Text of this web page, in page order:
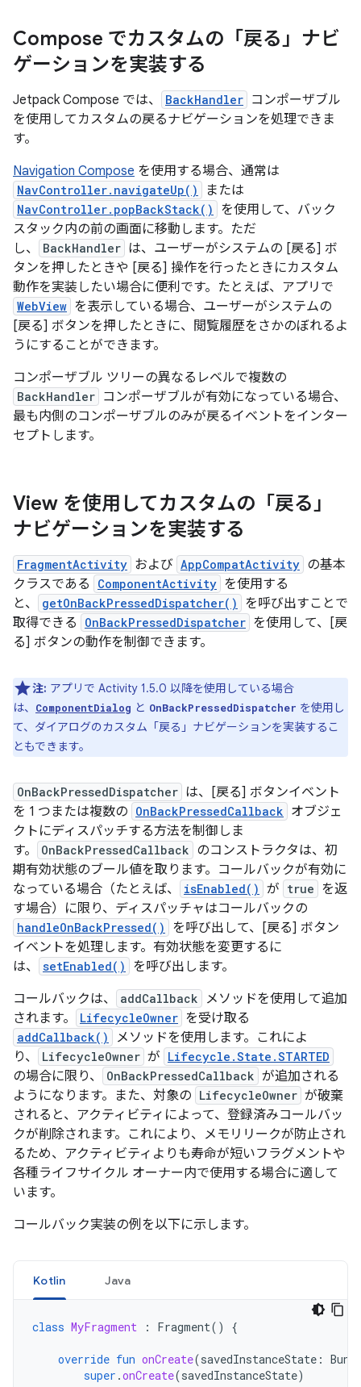
Compose でカスタムの「戻る」ナビ
ゲーションを実装する
Jetpack Compose では、 BackHandler コンポーザブル
を使用してカスタムの戻るナビゲーションを処理できま
す。
Navigation Compose を使用する場合、通常は
NavController.navigateUp() または
NavController.popBackStack()
を使用して、バック
スタック内の前の画面に移動します。ただ
し、
BackHandler は、ユーザーがシステムの [戻る] ボ
タンを押したときや [戻る] 操作を行ったときにカスタム
動作を実装したい場合に便利です。たとえば、アプリで
WebView を表示している場合、ユーザーがシステムの
[戻る] ボタンを押したときに、閲覧履歴をさかのぼれるよ
うにすることができます。
コンポーザブル ツリーの異なるレベルで複数の
BackHandler コンポーザブルが有効になっている場合、
最も内側のコンポーザブルのみが戻るイベントをインター
セプトします。
View を使用してカスタムの「戻る」
ナビゲーションを実装する
FragmentActivity および AppCompatActivity の基本
クラスである
ComponentActivity を使用する
と、
getOnBackPressedDispatcher()
を呼び出すことで
取得できる
OnBackPressedDispatcher を使用して、[戻
る] ボタンの動作を制御できます。
注: アプリで Activity 1.5.0 以降を使用している場合
は、
ComponentDialog と OnBackPressedDispatcher を使用し
て、ダイアログのカスタム「戻る」ナビゲーションを実装するこ
ともできます。
OnBackPressedDispatcher は、[戻る] ボタンイベント
を 1 つまたは複数の OnBackPressedCallback オブジェ
クトにディスパッチする方法を制御しま
す。
OnBackPressedCallback のコンストラクタは、初
期有効状態のブール値を取ります。コールバックが有効に
なっている場合（たとえば、
isEnabled() が true を返
す場合）に限り、ディスパッチャはコールバックの
handleOnBackPressed()
を呼び出して、[戻る] ボタン
イベントを処理します。有効状態を変更するに
は、
setEnabled()
を呼び出します。
コールバックは、
addCallback
メソッドを使用して追加
されます。
LifecycleOwner を受け取る
addCallback()
メソッドを使用します。これによ
り、
LifecycleOwner が Lifecycle.State.STARTED
の場合に限り、 OnBackPressedCallback が追加される
ようになります。また、対象の LifecycleOwner が破棄
されると、アクティビティによって、登録済みコールバッ
クが削除されます。これにより、メモリリークが防止され
るため、アクティビティよりも寿命が短いフラグメントや
各種ライフサイクル オーナー内で使用する場合に適して
います。
コールバック実装の例を以下に示します。
Kotlin Java
class MyFragment : Fragment() {
override fun onCreate(savedInstanceState :
super .onCreate(savedInstanceState)